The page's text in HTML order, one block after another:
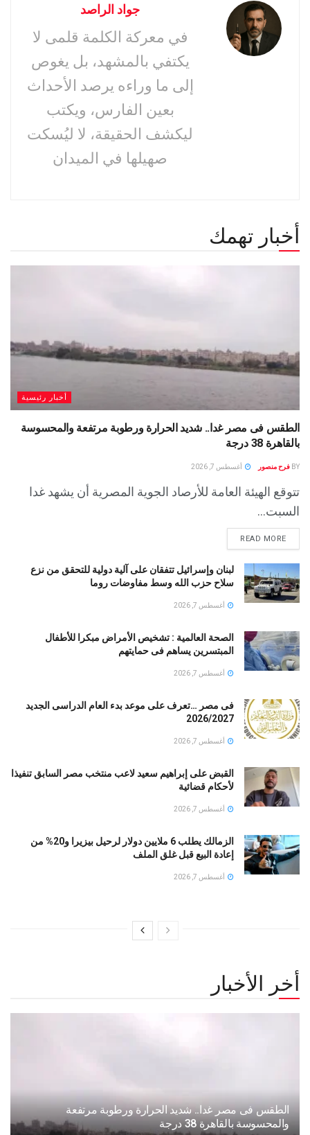
جواد الراصد
في معركة الكلمة قلمى لا
يكتفي بالمشهد، بل يغوص
إلى ما وراءه يرصد الأحداث
بعين الفارس، ويكتب
ليكشف الحقيقة، لا ليُسكت
صهيلها في الميدان
أخبار تهمك
أخبار رئيسية
الطقس فى مصر غدا.. شديد الحرارة ورطوبة مرتفعة والمحسوسة
بالقاهرة 38 درجة
BY فرح منصور أغسطس 7, 2026
تتوقع الهيئة العامة للأرصاد الجوية المصرية أن يشهد غدا
السبت...
READ MORE
لبنان وإسرائيل تتفقان على آلية دولية للتحقق من نزع
سلاح حزب الله وسط مفاوضات روما
أغسطس 7, 2026
الصحة العالمية : تشخيص الأمراض مبكرا للأطفال
المبتسرين يساهم فى حمايتهم
أغسطس 7, 2026
فى مصر …تعرف على موعد بدء العام الدراسى الجديد
2026/2027
أغسطس 7, 2026
القبض على إبراهيم سعيد لاعب منتخب مصر السابق تنفيذا
لأحكام قضائية
أغسطس 7, 2026
الزمالك يطلب 6 ملايين دولار لرحيل بيزيرا و20% من
إعادة البيع قبل غلق الملف
أغسطس 7, 2026
أخر الأخبار
الطقس فى مصر غدا.. شديد الحرارة ورطوبة مرتفعة
والمحسوسة بالقاهرة 38 درجة